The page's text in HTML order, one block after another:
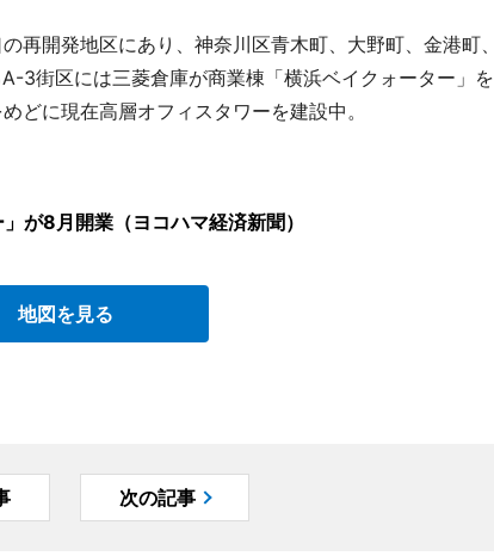
開発地区にあり、神奈川区青木町、大野町、金港町、
3街区には三菱倉庫が商業棟「横浜ベイクォーター」を
に現在高層オフィスタワーを建設中。
が8月開業（ヨコハマ経済新聞）
地図を見る
次の記事